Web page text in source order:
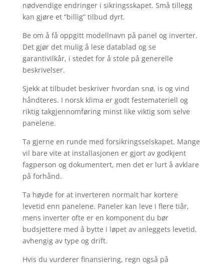
nødvendige endringer i sikringsskapet. Små tillegg
kan gjøre et “billig” tilbud dyrt.
Be om å få oppgitt modellnavn på panel og inverter.
Det gjør det mulig å lese datablad og se
garantivilkår, i stedet for å stole på generelle
beskrivelser.
Sjekk at tilbudet beskriver hvordan snø, is og vind
håndteres. I norsk klima er godt festemateriell og
riktig takgjennomføring minst like viktig som selve
panelene.
Ta gjerne en runde med forsikringsselskapet. Mange
vil bare vite at installasjonen er gjort av godkjent
fagperson og dokumentert, men det er lurt å avklare
på forhånd.
Ta høyde for at inverteren normalt har kortere
levetid enn panelene. Paneler kan leve i flere tiår,
mens inverter ofte er en komponent du bør
budsjettere med å bytte i løpet av anleggets levetid,
avhengig av type og drift.
Hvis du vurderer finansiering, regn også på